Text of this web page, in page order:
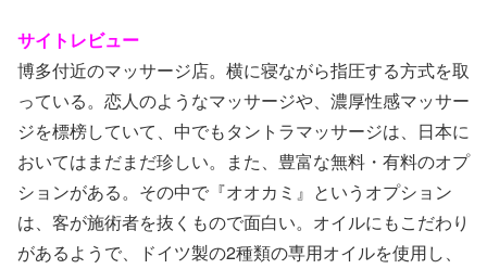
サイトレビュー
博多付近のマッサージ店。横に寝ながら指圧する方式を取
っている。恋人のようなマッサージや、濃厚性感マッサー
ジを標榜していて、中でもタントラマッサージは、日本に
おいてはまだまだ珍しい。また、豊富な無料・有料のオプ
ションがある。その中で『オオカミ』というオプション
は、客が施術者を抜くもので面白い。オイルにもこだわり
があるようで、ドイツ製の2種類の専用オイルを使用し、